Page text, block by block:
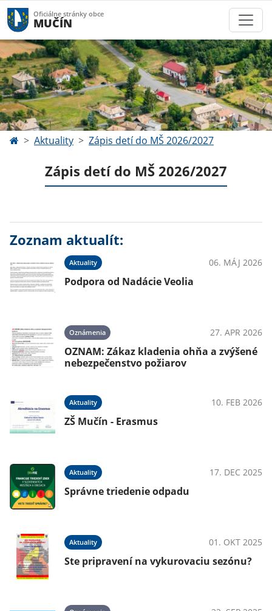
Oficiálne stránky obce
MUČÍN
Aktuality Zápis detí do MŠ 2026/2027
Zápis detí do MŠ 2026/2027
Zoznam aktualít:
Aktuality 06. MÁJ 2026
Podpora od Nadácie Veolia
Oznámenia 27. APR 2026
OZNAM: Zákaz kladenia ohňa a zvýšené
nebezpečenstvo požiarov
Aktuality 10. FEB 2026
ZŠ Mučín - Erasmus
Aktuality 17. DEC 2025
Správne triedenie odpadu
Aktuality 01. OKT 2025
Ste pripravení na vykurovaciu sezónu?